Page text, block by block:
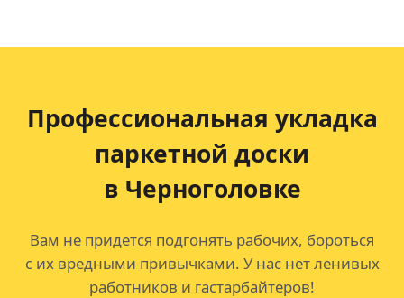
Профессиональная укладка
паркетной доски
в Черноголовке
Вам не придется подгонять рабочих, бороться
с их вредными привычками. У нас нет ленивых
работников и гастарбайтеров!